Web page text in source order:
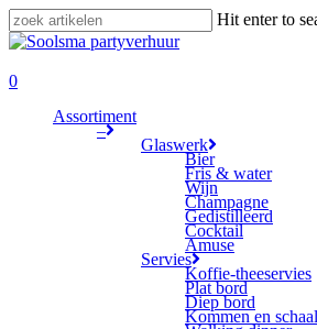
Skip
to
content
Hit enter to
Close
0
Assortiment
–
Glaswerk
Bier
Fris & water
Wijn
Champagne
Gedistilleerd
Cocktail
Amuse
Servies
Koffie-theeservies
Plat bord
Diep bord
Kommen en